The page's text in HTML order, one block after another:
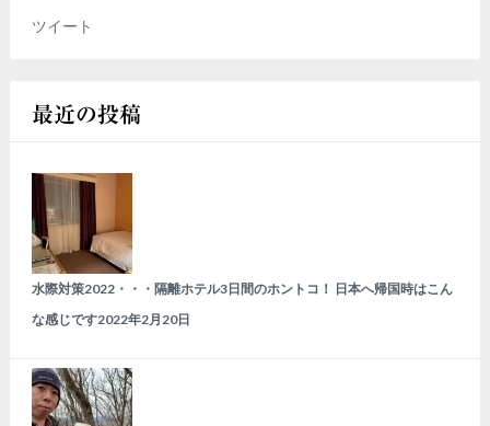
ツイート
最近の投稿
水際対策2022・・・隔離ホテル3日間のホントコ！ 日本へ帰国時はこん
な感じです2022年2月20日